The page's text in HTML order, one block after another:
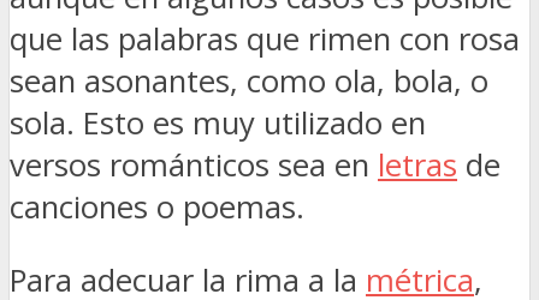
que las palabras que rimen con rosa
sean asonantes, como ola, bola, o
sola. Esto es muy utilizado en
versos románticos sea en letras de
canciones o poemas.
Para adecuar la rima a la métrica,